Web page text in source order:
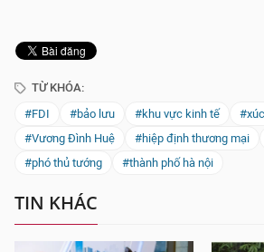
TỪ KHÓA:
#FDI
#bảo lưu #khu vực kinh tế
#Vương Đình Huệ
#hiệp định thương mại
#phó thủ tướng
#thành phố hà nội
TIN KHÁC